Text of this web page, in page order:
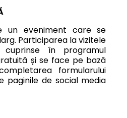
eveniment care se
Participarea la vizitele
în programul
și se face pe bază
formularului
paginile de social media